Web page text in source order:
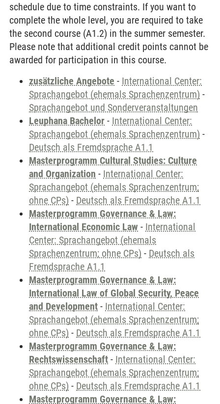
schedule due to time constraints. If you want to
complete the whole level, you are required to take
the second course (A1.2) in the summer semester.
Please note that additional credit points cannot be
awarded for participation in this course.
zusätzliche Angebote - International Center:
Sprachangebot (ehemals Sprachenzentrum) -
Sprachangebot und Sonderveranstaltungen
Leuphana Bachelor - International Center:
Sprachangebot (ehemals Sprachenzentrum) -
Deutsch als Fremdsprache A1.1
Masterprogramm Cultural Studies: Culture
and Organization - International Center:
Sprachangebot (ehemals Sprachenzentrum;
ohne CPs) - Deutsch als Fremdsprache A1.1
Masterprogramm Governance & Law:
International Economic Law - International
Center: Sprachangebot (ehemals
Sprachenzentrum; ohne CPs) - Deutsch als
Fremdsprache A1.1
Masterprogramm Governance & Law:
International Law of Global Security, Peace
and Development - International Center:
Sprachangebot (ehemals Sprachenzentrum;
ohne CPs) - Deutsch als Fremdsprache A1.1
Masterprogramm Governance & Law:
Rechtswissenschaft - International Center:
Sprachangebot (ehemals Sprachenzentrum;
ohne CPs) - Deutsch als Fremdsprache A1.1
Masterprogramm Governance & Law: